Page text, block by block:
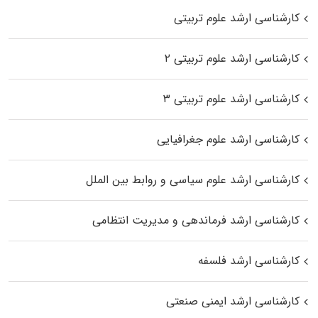
کارشناسی ارشد علوم تربیتی
کارشناسی ارشد علوم تربیتی ۲
کارشناسی ارشد علوم تربیتی ۳
کارشناسی ارشد علوم جغرافیایی
کارشناسی ارشد علوم سیاسی و روابط بین الملل
کارشناسی ارشد فرماندهی و مدیریت انتظامی
کارشناسی ارشد فلسفه
کارشناسی ارشد ایمنی صنعتی